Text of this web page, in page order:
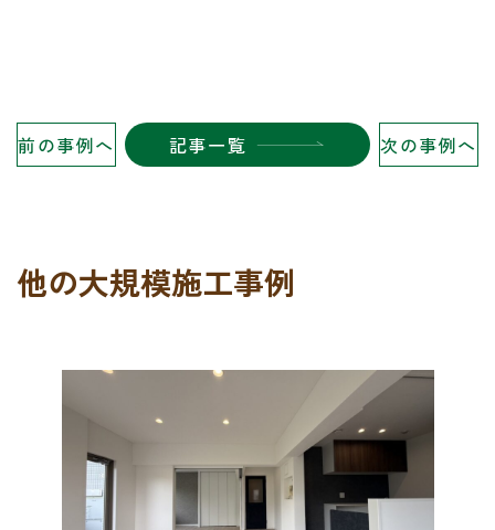
前の事例へ 記事一覧 次の事例へ
他の大規模施工事例